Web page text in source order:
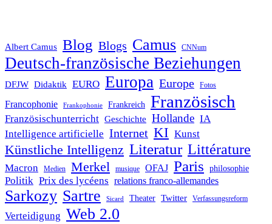
Albert Camus Blog Blogs Camus CNNum
Deutsch-französische Beziehungen
DFJW Didaktik EURO Europa Europe Fotos
Francophonie Frankophonie Frankreich Französisch
Französischunterricht Geschichte Hollande IA
Intelligence artificielle Internet KI Kunst
Künstliche Intelligenz Literatur Littérature
Macron Medien Merkel musique OFAJ Paris philosophie
Politik Prix des lycéens relations franco-allemandes
Sarkozy Sartre Sicard Theater Twitter Verfassungsreform
Verteidigung Web 2.0